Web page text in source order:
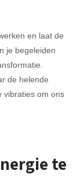
en laat de
je begeleiden
de helende
vibraties om ons
te